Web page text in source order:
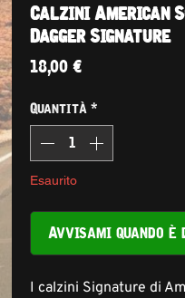
Calzini American
Dagger Signature
18,00 €Prezzo
Quantità *
Esaurito
Avvisami quando è
I calzini Signature di